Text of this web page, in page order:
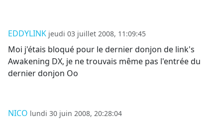
EDDYLINK jeudi 03 juillet 2008, 11:09:45
Moi j'étais bloqué pour le dernier donjon de link's
Awakening DX, je ne trouvais même pas l'entrée du
dernier donjon Oo
NICO lundi 30 juin 2008, 20:28:04